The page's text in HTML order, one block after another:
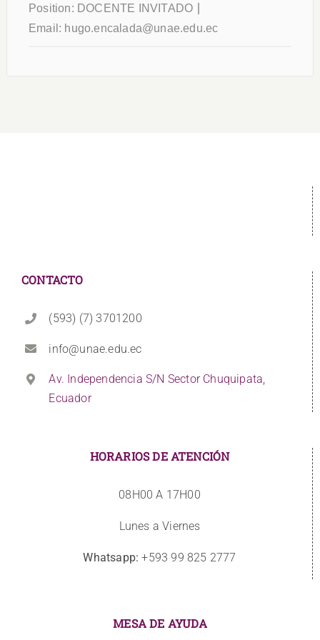
Position: DOCENTE INVITADO
Email: hugo.encalada@unae.edu.ec
CONTACTO
(593) (7) 3701200
info@unae.edu.ec
Av. Independencia S/N Sector Chuquipata,
Ecuador
HORARIOS DE ATENCIÓN
08H00 A 17H00
Lunes a Viernes
Whatsapp: +593 99 825 2777
MESA DE AYUDA